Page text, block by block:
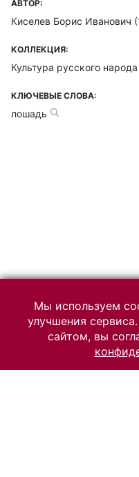
АВТОР:
Киселев Борис Иванович
КОЛЛЕКЦИЯ:
Культура русского народа
КЛЮЧЕВЫЕ СЛОВА:
лошадь
Мы используем
улучшения
сайтом, вы